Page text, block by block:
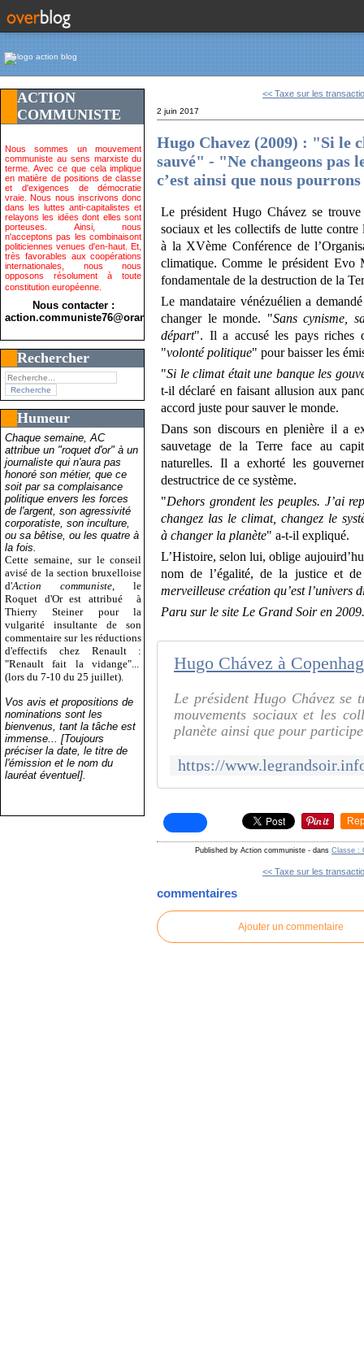
ACTION
COMMUNISTE
Nous sommes un mouvement
communiste au sens marxiste du
terme. Avec ce que cela implique
en matière de positions de classe
et d'exigences de démocratie
vraie. Nous nous inscrivons donc
dans les luttes anti-capitalistes et
relayons les idées dont elles sont
porteuses. Ainsi, nous
n'acceptons pas les combinaisont
politiciennes venues d'en-haut. Et,
très favorables aux coopérations
internationales, nous nous
opposons résolument à toute
constitution européenne.
Nous contacter :
action.communiste76@orange.fr>
Rechercher
Humeur
Chaque semaine, AC
attribue un "roquet d'or" à un
journaliste qui n'aura pas
honoré son métier, que ce
soit par sa complaisance
politique envers les forces
de l'argent, son agressivité
corporatiste, son inculture,
ou sa bêtise, ou les quatre à
la fois.
Cette semaine, sur le conseil
avisé de la section bruxelloise
d'Action communiste , le
Roquet d'Or est attribué
à
Thierry Steiner pour la
vulgarité insultante de son
commentaire sur les réductions
d'effectifs chez Renault :
"Renault fait la vidange"...
(lors du 7-10 du 25 juillet).
Vos avis et propositions de
nominations sont les
bienvenus, tant la tâche est
immense... [Toujours
préciser la date, le titre de
l'émission et le nom du
lauréat éventuel].
<< Taxe sur les
2 juin 2017
Hugo Chavez (2009) : "Si le
sauvé" - "Ne changeons pas
c’est ainsi que nous
Le président Hugo Chávez se
sociaux et les collectifs de lutte
à la XVème Conférence de
climatique. Comme le président Evo
fondamentale de la destruction de la
Le mandataire vénézuélien a
changer le monde. "Sans cynisme,
départ". Il a accusé les pays riches
"volonté politique" pour baisser les
"Si le climat était une banque les
t-il déclaré en faisant allusion aux
accord juste pour sauver le monde.
Dans son discours en plenière il a
sauvetage de la Terre face au
naturelles. Il a exhorté les
destructrice de ce système.
"Dehors grondent les peuples. J’ai
changez las le climat, changez le
à changer la planète" a-t-il expliqué.
L’Histoire, selon lui, oblige
nom de l’égalité, de la justice et
merveilleuse création qu’est l’univers
Paru sur le site Le Grand Soir en
Le président Hugo Chávez se
mouvements sociaux et les
planète ainsi que pour
Published by Action communiste - dansClasse :
<< Taxe sur les
commentaires
Ajouter un commentaire